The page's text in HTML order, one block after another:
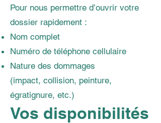
Pour nous permettre d’ouvrir votre
dossier rapidement :
Nom complet
Numéro de téléphone cellulaire
Nature des dommages
(impact, collision, peinture,
égratignure, etc.)
Vos disponibilités